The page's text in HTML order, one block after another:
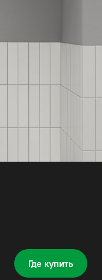
Где купить